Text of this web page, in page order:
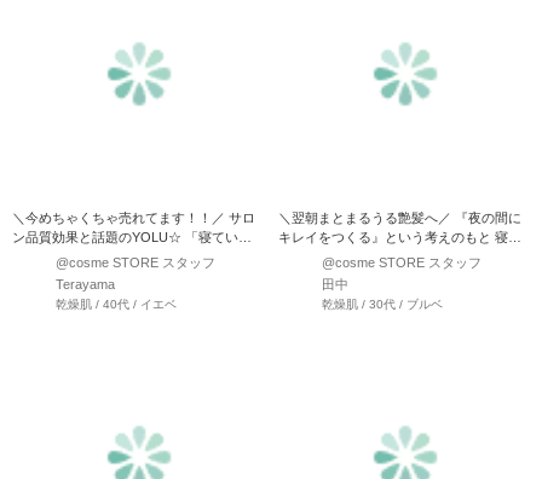
＼今めちゃくちゃ売れてます！！／ サロ
ン品質効果と話題のYOLU☆ 「寝ている
間にキレイを…@cosme STORE スタッフ
Terayama
乾燥肌 / 40代 / イエベ
＼翌朝まとまるうる艶髪へ／ 『夜の間に
キレイをつくる』という考えのもと 寝る
前と寝ている間の時間…
@cosme STORE スタッフ
田中
乾燥肌 / 30代 / ブルベ